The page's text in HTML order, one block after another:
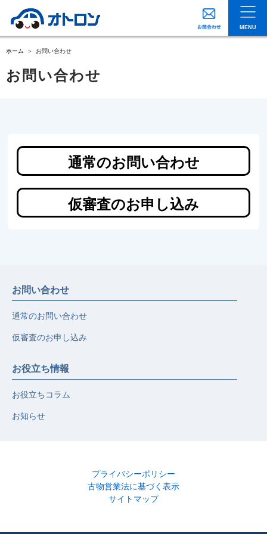
MENU
ホーム お問い合わせ
お問い合わせ
通常のお問い合わせ
仮審査のお申し込み
お問い合わせ
通常のお問い合わせ
仮審査のお申し込み
お役立ち情報
お役立ちコラム
お知らせ
プライバシーポリシー
古物営業法に基づく表示
サイトマップ